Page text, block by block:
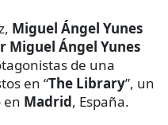
Miguel Ángel Yunes
Miguel Ángel Yunes
de una
en “The Library”, un
en Madrid, España.